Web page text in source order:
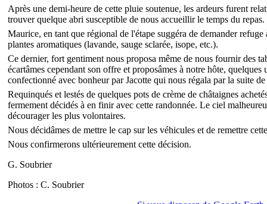
Après une demi-heure de cette pluie soutenue, les ardeurs furent
trouver quelque abri susceptible de nous accueillir le temps du repas.
Maurice, en tant que régional de l'étape suggéra de demander
plantes aromatiques (lavande, sauge sclarée, isope, etc.).
Ce dernier, fort gentiment nous proposa même de nous fournir des
écartâmes cependant son offre et proposâmes à notre hôte,
confectionné avec bonheur par Jacotte qui nous régala par la suite
Requinqués et lestés de quelques pots de crème de châtaignes
fermement décidés à en finir avec cette randonnée. Le ciel
décourager les plus volontaires.
Nous décidâmes de mettre le cap sur les véhicules et de remettre
Nous confirmerons ultérieurement cette décision.
G. Soubrier
Photos : C. Soubrier